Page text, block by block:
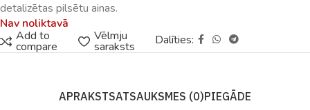
detalizētas pilsētu ainas.
Nav noliktavā
Add to
compare
Vēlmju
saraksts Dalīties:
APRAKSTSATSAUKSMES (0)PIEGĀDE